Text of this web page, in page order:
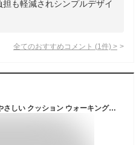
も軽減されシンプルデザイ
全てのおすすめコメント (1 件) >
[ダンロップリファインド] ヒザにやさしい クッション ウォーキングシューズ OF007 グレー 25.0cm